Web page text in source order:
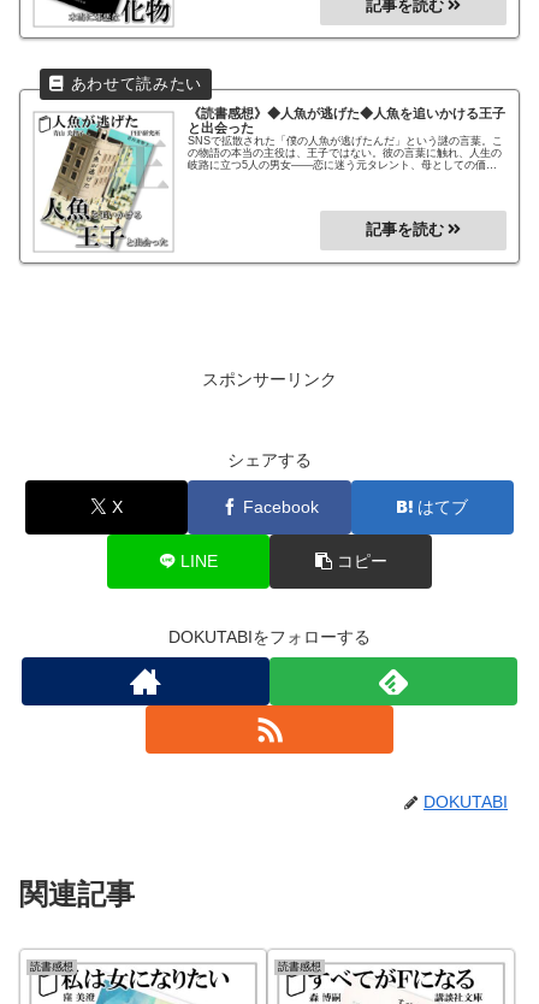
《読書感想》◆人魚が逃げた◆人魚を追いかける王子
と出会った
SNSで拡散された「僕の人魚が逃げたんだ」という謎の言葉。こ
の物語の本当の主役は、王子ではない。彼の言葉に触れ、人生の
岐路に立つ5人の男女――恋に迷う元タレント、母としての価値
て、現実の痛みと優しさに満ちた一冊。
スポンサーリンク
シェアする
X Facebook はてブ
LINE コピー
DOKUTABIをフォローする
DOKUTABI
関連記事
読書感想 読書感想